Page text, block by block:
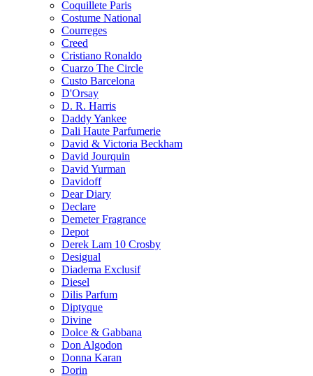
Coquillete Paris
Costume National
Courreges
Creed
Cristiano Ronaldo
Cuarzo The Circle
Custo Barcelona
D'Orsay
D. R. Harris
Daddy Yankee
Dali Haute Parfumerie
David & Victoria Beckham
David Jourquin
David Yurman
Davidoff
Dear Diary
Declare
Demeter Fragrance
Depot
Derek Lam 10 Crosby
Desigual
Diadema Exclusif
Diesel
Dilis Parfum
Diptyque
Divine
Dolce & Gabbana
Don Algodon
Donna Karan
Dorin